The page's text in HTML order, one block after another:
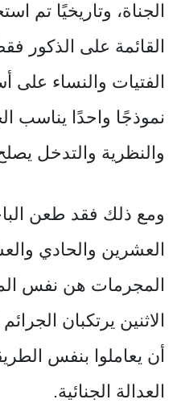
الجناة، وتاريخيًا تم
القائمة على الذكور
الفتيات والنساء
نموذجًا واحدًا يناسب
والنظرية والتدخل
ومع ذلك فقد طعن
العشرين والحادي
المجرمات هن نفس
الاثنين يرتكبان
أن يعاملوا بنفس
العدالة الجنائية.